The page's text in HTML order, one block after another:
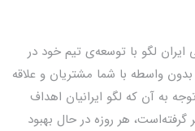
ایران لگو با توسعه‌ی تیم خود در
واسطه با شما مشتریان و علاقه
به آن که لگو ایرانیان اهداف
گرفته‌است، هر روزه در حال بهبود